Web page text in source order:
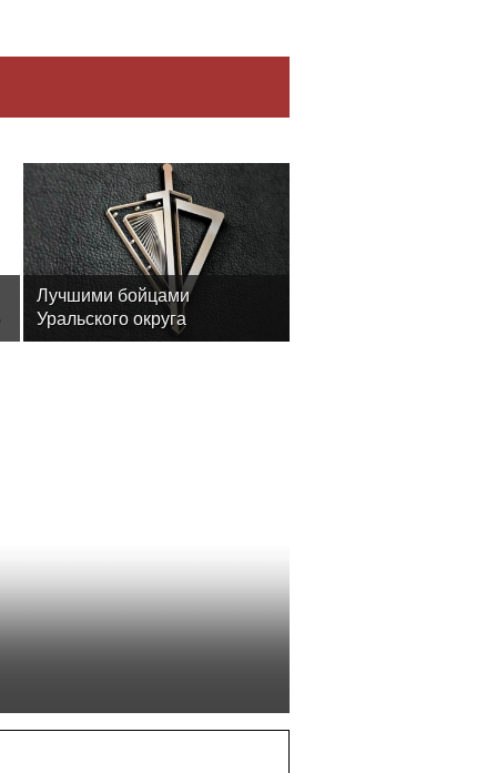
Лучшими бойцами
Уральского округа
Росгвардии стали